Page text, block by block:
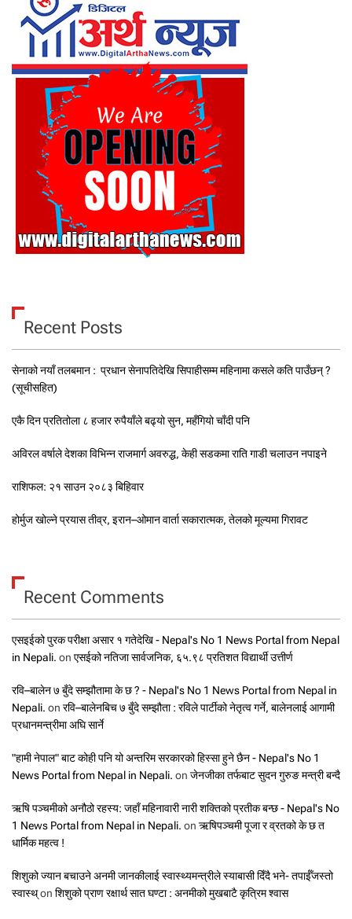
Recent Posts
सेनाको नयाँ तलबमान : प्रधान सेनापतिदेखि सिपाहीसम्म महिनामा कसले कति पाउँछन् ?
(सूचीसहित)
एकै दिन प्रतितोला ८ हजार रुपैयाँले बढ्यो सुन, महँगियो चाँदी पनि
अविरल वर्षाले देशका विभिन्न राजमार्ग अवरुद्ध, केही सडकमा राति गाडी चलाउन नपाइने
राशिफल: २१ साउन २०८३ बिहिवार
होर्मुज खोल्ने प्रयास तीव्र, इरान–ओमान वार्ता सकारात्मक, तेलको मूल्यमा गिरावट
Recent Comments
एसइईको पुरक परीक्षा असार १ गतेदेखि - Nepal's No 1 News Portal from Nepal
in Nepali. on एसईको नतिजा सार्वजनिक, ६५.९८ प्रतिशत विद्यार्थी उत्तीर्ण
रवि–बालेन ७ बुँदे सम्झौतामा के छ ? - Nepal's No 1 News Portal from Nepal in
Nepali. on रवि–बालेनबिच ७ बुँदे सम्झौता : रविले पार्टीको नेतृत्व गर्ने, बालेनलाई आगामी
प्रधानमन्त्रीमा अघि सार्ने
"हामी नेपाल" बाट कोही पनि यो अन्तरिम सरकारको हिस्सा हुने छैन - Nepal's No 1
News Portal from Nepal in Nepali. on जेनजीका तर्फबाट सुदन गुरुङ मन्त्री बन्दै
ऋषि पञ्चमीको अनौठो रहस्य: जहाँ महिनावारी नारी शक्तिको प्रतीक बन्छ - Nepal's No
1 News Portal from Nepal in Nepali. on ऋषिपञ्चमी पूजा र व्रतको के छ त
धार्मिक महत्व !
शिशुको ज्यान बचाउने अनमी जानकीलाई स्वास्थ्यमन्त्रीले स्याबासी दिँदै भने- तपाईँजस्तो
स्वास्थ्on शिशुको प्राण रक्षार्थ सात घण्टा : अनमीको मुखबाटै कृत्रिम श्वास